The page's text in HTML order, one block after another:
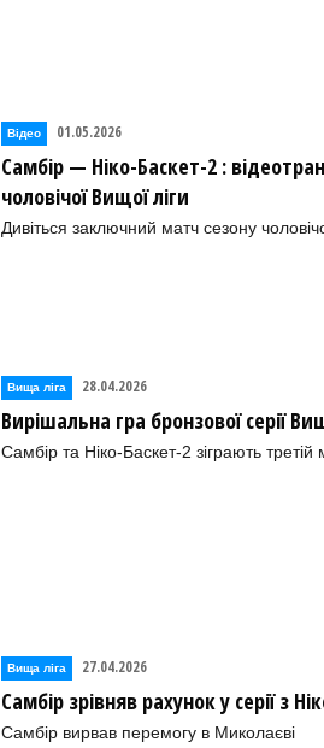
Відео 01.05.2026
Самбір — Ніко-Баскет-2 :
чоловічої Вищої ліги
Дивіться заключний матч сезону
Вища лiга 28.04.2026
Вирішальна гра бронзової серії
Самбір та Ніко-Баскет-2 зіграють третій
Вища лiга 27.04.2026
Самбір зрівняв рахунок у серії з
Самбір вирвав перемогу в Миколаєві